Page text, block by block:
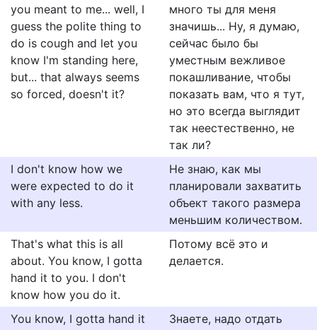
you meant to me... well, I
guess the polite thing to
do is cough and let you
know I'm standing here,
but... that always seems
so forced, doesn't it?
много ты для меня
значишь... Ну, я думаю,
сейчас было бы
уместным вежливое
покашливание, чтобы
показать вам, что я тут,
но это всегда выглядит
так неестественно, не
так ли?
I don't know how we
were expected to do it
with any less.
Не знаю, как мы
планировали захватить
объект такого размера
меньшим количеством.
That's what this is all
about. You know, I gotta
hand it to you. I don't
know how you do it.
Потому всё это и
делается.
You know, I gotta hand it
Знаете, надо отдать